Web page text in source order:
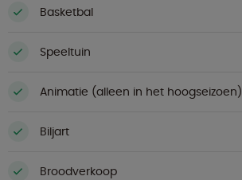
Basketbal
Speeltuin
Animatie (alleen in het hoogseizoen)
Biljart
Broodverkoop